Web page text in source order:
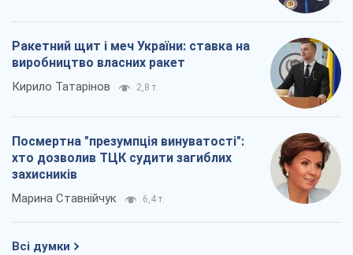
Ракетний щит і меч України: ставка на
виробництво власних ракет
Кирило Татарінов 2,8 т.
Посмертна "презумпція винуватості":
хто дозволив ТЦК судити загиблих
захисників
Марина Ставнійчук 6,4 т.
Всі думки